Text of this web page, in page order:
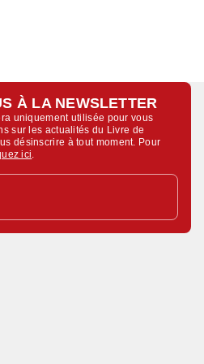
À LA NEWSLETTER
uniquement utilisée pour vous
sur les actualités du Livre de
désinscrire à tout moment. Pour
ici